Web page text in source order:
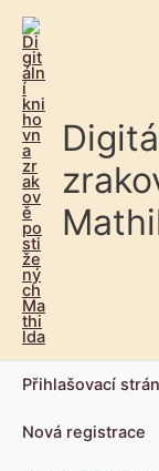
Přihlašovací
Nová registrace